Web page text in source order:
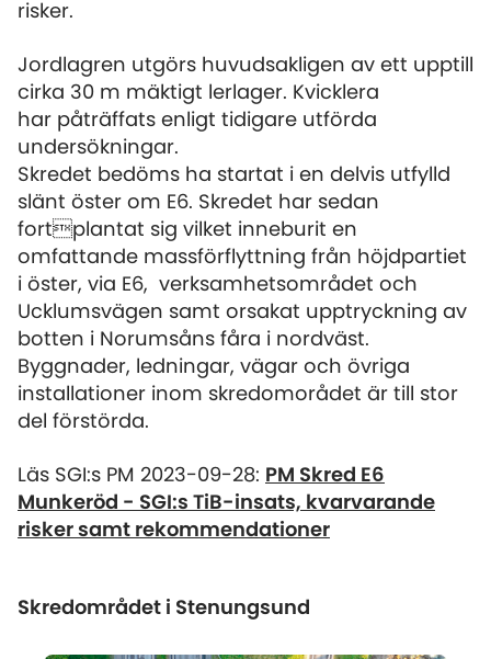
risker.
Jordlagren utgörs huvudsakligen av ett upptill
cirka 30 m mäktigt lerlager. Kvicklera
har påträffats enligt tidigare utförda
undersökningar.
Skredet bedöms ha startat i en delvis utfylld
slänt öster om E6. Skredet har sedan
fortplantat sig vilket inneburit en
omfattande massförflyttning från höjdpartiet
i öster, via E6, verksamhetsområdet och
Ucklumsvägen samt orsakat upptryckning av
botten i Norumsåns fåra i nordväst.
Byggnader, ledningar, vägar och övriga
installationer inom skredomorådet är till stor
del förstörda.
Läs SGI:s PM 2023-09-28: PM Skred E6
Munkeröd - SGI:s TiB-insats, kvarvarande
risker samt rekommendationer
Skredområdet i Stenungsund